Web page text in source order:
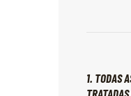
1. TODAS